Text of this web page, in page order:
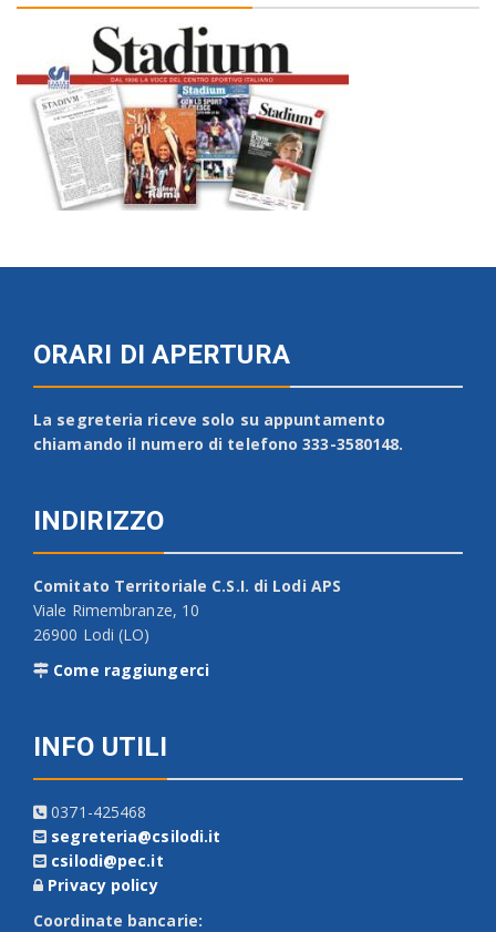
ORARI DI APERTURA
La segreteria riceve solo su appuntamento
chiamando il numero di telefono 333-3580148.
INDIRIZZO
Comitato Territoriale C.S.I. di Lodi APS
Viale Rimembranze, 10
26900 Lodi (LO)
Come raggiungerci
INFO UTILI
0371-425468
segreteria@csilodi.it
csilodi@pec.it
Privacy policy
Coordinate bancarie: